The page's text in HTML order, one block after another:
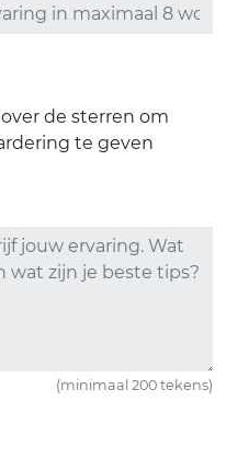
de sterren om
te geven
(minimaal 200 tekens)